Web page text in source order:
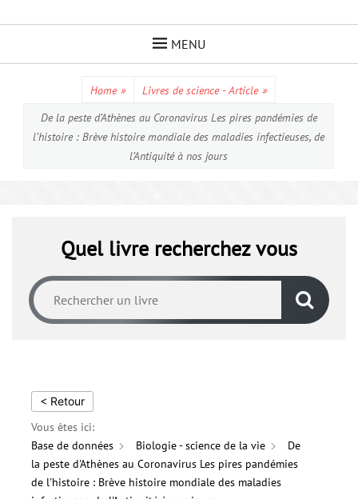
MENU
Home » Livres de science - Article »
De la peste d’Athènes au Coronavirus Les pires pandémies de
l’histoire : Brève histoire mondiale des maladies infectieuses, de
l’Antiquité à nos jours
Quel livre recherchez vous
< Retour
Vous êtes ici:
Base de données
Biologie - science de la vie
De
la peste d'Athènes au Coronavirus Les pires pandémies
de l'histoire : Brève histoire mondiale des maladies